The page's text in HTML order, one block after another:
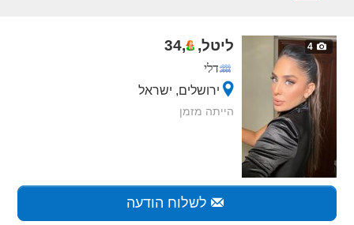
4 ליטל, ,
34
דלי
ירושלים, ישראל
הייתה מזמן
לשלוח הודעה